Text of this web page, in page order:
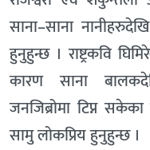
साना–साना
हुनुहुन्छ । राष्ट्रकवि
कारण साना
जनजिब्रोमा टिप्न
सामु लोकप्रिय हुनुहुन्छ ।